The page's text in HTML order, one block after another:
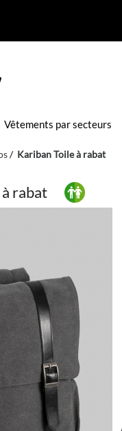
Vêtements par secteurs
Kariban Toile à rabat
rabat